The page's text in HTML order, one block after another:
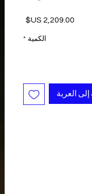
السعر
الكمية *
العربة